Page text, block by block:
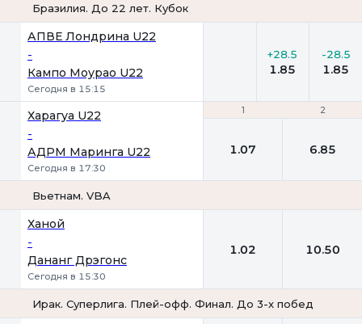
Бразилия. До 22 лет. Кубок
АПВЕ Лондрина U22
-
Кампо Моурао U22
Сегодня в 15:15
+28.5
1.85
-28.5
1.85
1 2
Харагуа U22
-
АДРМ Маринга U22
Сегодня в 17:30
1 2
1.07 6.85
Вьетнам. VBA
Ханой
-
Дананг Дрэгонс
Сегодня в 15:30
1.02 10.50
Ирак. Суперлига. Плей-офф. Финал. До 3-х побед